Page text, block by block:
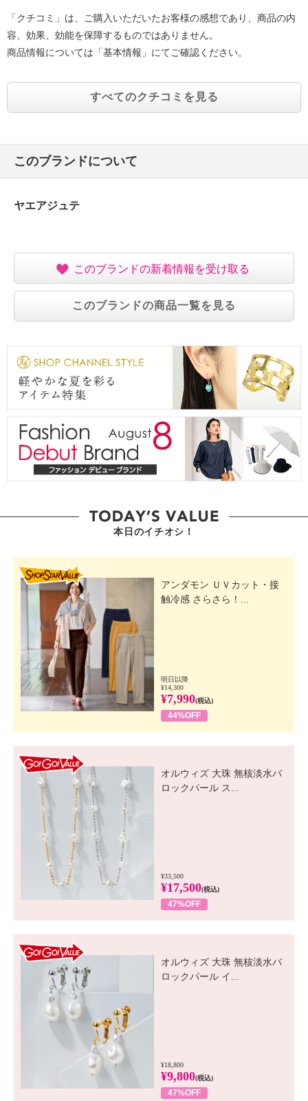
「クチコミ」は、ご購入いただいたお客様の感想であり、商品の内
容、効果、効能を保障するものではありません。
商品情報については「基本情報」にてご確認ください。
すべてのクチコミを見る
このブランドについて
ヤエアジュテ
このブランドの新着情報を受け取る
このブランドの商品一覧を見る
本日のイチオシ！
アンダモン ＵＶカット・接
触冷感 さらさら！...
明日以降
¥14,300
¥7,990(税込)
44%OFF
オルウィズ 大珠 無核淡水バ
ロックパール ス...
¥33,500
¥17,500(税込)
47%OFF
オルウィズ 大珠 無核淡水バ
ロックパール イ...
¥18,800
¥9,800(税込)
47%OFF